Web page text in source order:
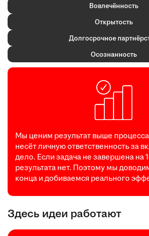
Вовлечённость
Открытость
Долгосрочное
Осознанность
Мы ценим результат выше
несёт личную ответственность за
дело. Если задача не завершена на
результата нет. Поэтому мы
конца и добиваемся реального
Здесь идеи работают